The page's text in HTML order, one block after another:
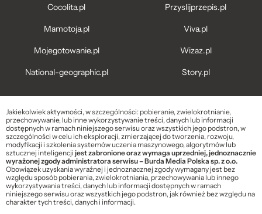
Cocolita.pl
Mamotoja.pl
Mojegotowanie.pl
National-geographic.pl
Przyslijprzepis.pl
Viva.pl
Wizaz.pl
Story.pl
Jakiekolwiek aktywności, w szczególności: pobieranie, zwielokrotnianie,
przechowywanie, lub inne wykorzystywanie treści, danych lub informacji
dostępnych w ramach niniejszego serwisu oraz wszystkich jego podstron, w
szczególności w celu ich eksploracji, zmierzającej do tworzenia, rozwoju,
modyfikacji i szkolenia systemów uczenia maszynowego, algorytmów lub
sztucznej inteligencjijest zabronione oraz wymaga uprzedniej, jednoznacznie
wyrażonej zgody administratora serwisu – Burda Media Polska sp. z o.o.
Obowiązek uzyskania wyraźnej i jednoznacznej zgody wymagany jest bez
względu sposób pobierania, zwielokrotniania, przechowywania lub innego
wykorzystywania treści, danych lub informacji dostępnych w ramach
niniejszego serwisu oraz wszystkich jego podstron, jak również bez względu na
charakter tych treści, danych i informacji.